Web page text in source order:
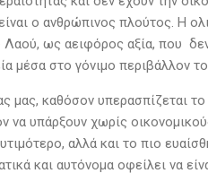
ο ανθρώπινος πλούτος. Η
ως αειφόρος αξία, που
μέσα στο γόνιμο περιβάλλον
μας, καθόσον υπερασπίζεται
να υπάρξουν χωρίς
αλλά και το πιο
και αυτόνομα οφείλει να